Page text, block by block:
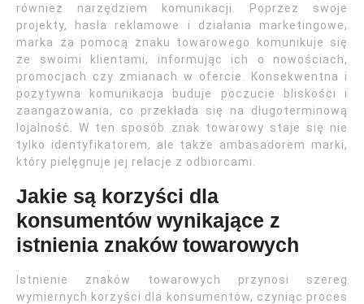
również narzędziem komunikacji. Poprzez swoje
projekty, hasła reklamowe i działania marketingowe,
marka za pomocą znaku towarowego komunikuje się
ze swoimi klientami, informując ich o nowościach,
promocjach czy zmianach w ofercie. Konsekwentna i
pozytywna komunikacja buduje poczucie bliskości i
zaangażowania, co przekłada się na długoterminową
lojalność. W ten sposób znak towarowy staje się nie
tylko identyfikatorem, ale także ambasadorem marki,
który pielęgnuje jej relacje z odbiorcami.
Jakie są korzyści dla
konsumentów wynikające z
istnienia znaków towarowych
Istnienie znaków towarowych przynosi szereg
wymiernych korzyści dla konsumentów, czyniąc proces